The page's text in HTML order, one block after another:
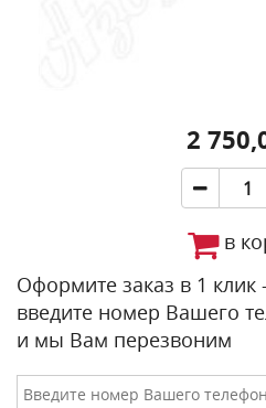
2
в
Оформите заказ в 1
введите номер Вашего
и мы Вам перезвоним